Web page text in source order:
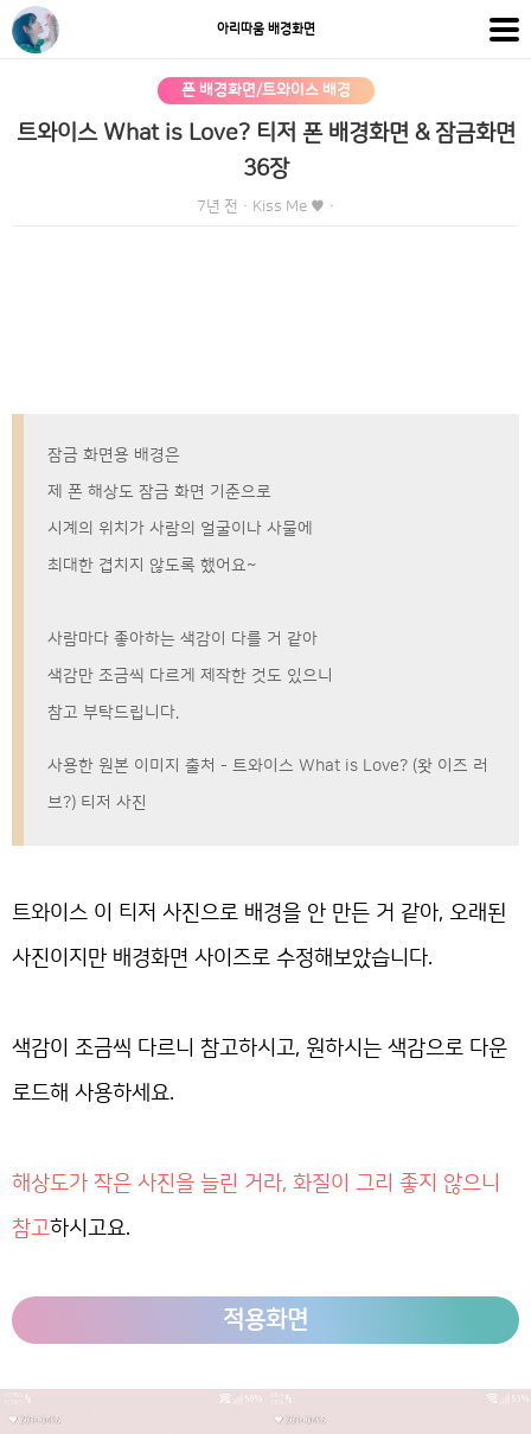
아리따움 배경화면
폰 배경화면/트와이스 배경
트와이스 What is Love? 티저 폰 배경화면 & 잠금화면
36장
7년 전 · Kiss Me ♥ ·
잠금 화면용 배경은
제 폰 해상도 잠금 화면 기준으로
시계의 위치가 사람의 얼굴이나 사물에
최대한 겹치지 않도록 했어요~
사람마다 좋아하는 색감이 다를 거 같아
색감만 조금씩 다르게 제작한 것도 있으니
참고 부탁드립니다.
사용한 원본 이미지 출처 - 트와이스 What is Love? (왓 이즈 러
브?) 티저 사진
트와이스 이 티저 사진으로 배경을 안 만든 거 같아, 오래된
사진이지만 배경화면 사이즈로 수정해보았습니다.
색감이 조금씩 다르니 참고하시고, 원하시는 색감으로 다운
로드해 사용하세요.
해상도가 작은 사진을 늘린 거라, 화질이 그리 좋지 않으니
참고하시고요.
적용화면